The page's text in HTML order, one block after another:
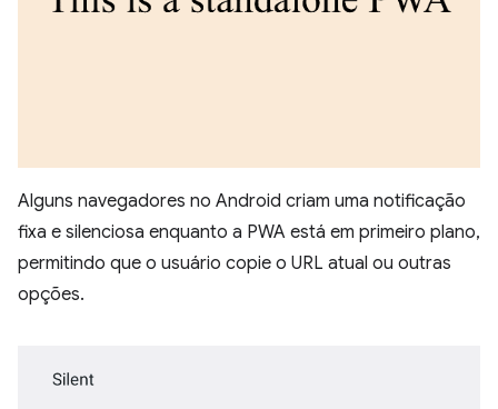
Alguns navegadores no Android criam uma notificação
fixa e silenciosa enquanto a PWA está em primeiro plano,
permitindo que o usuário copie o URL atual ou outras
opções.